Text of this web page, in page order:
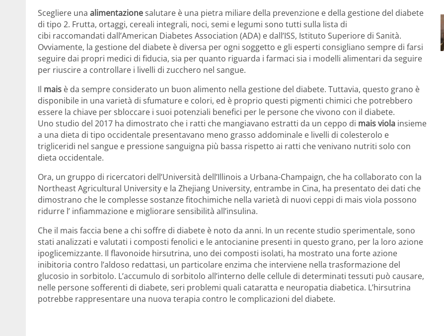
Scegliere una alimentazionesalutare è una pietra miliare della prevenzione e della gestione del diabete
di tipo 2. Frutta, ortaggi, cereali integrali, noci, semi e legumi sono tutti sulla lista di
cibi raccomandati dall’American Diabetes Association (ADA) e dall’ISS, Istituto Superiore di Sanità.
Ovviamente, la gestione del diabete è diversa per ogni soggetto e gli esperti consigliano sempre di farsi
seguire dai propri medici di fiducia, sia per quanto riguarda i farmaci sia i modelli alimentari da seguire
per riuscire a controllare i livelli di zucchero nel sangue.
Il mais è da sempre considerato un buon alimento nella gestione del diabete. Tuttavia, questo grano è
disponibile in una varietà di sfumature e colori, ed è proprio questi pigmenti chimici che potrebbero
essere la chiave per sbloccare i suoi potenziali benefici per le persone che vivono con il diabete.
Uno studio del 2017 ha dimostrato che i ratti che mangiavano estratti da un ceppo di mais viola insieme
a una dieta di tipo occidentale presentavano meno grasso addominale e livelli di colesterolo e
trigliceridi nel sangue e pressione sanguigna più bassa rispetto ai ratti che venivano nutriti solo con
dieta occidentale.
Ora, un gruppo di ricercatori dell’Università dell’Illinois a Urbana-Champaign, che ha collaborato con la
Northeast Agricultural University e la Zhejiang University, entrambe in Cina, ha presentato dei dati che
dimostrano che le complesse sostanze fitochimiche nella varietà di nuovi ceppi di mais viola possono
ridurre l’ infiammazione e migliorare sensibilità all’insulina.
Che il mais faccia bene a chi soffre di diabete è noto da anni. In un recente studio sperimentale, sono
stati analizzati e valutati i composti fenolici e le antocianine presenti in questo grano, per la loro azione
ipoglicemizzante. Il flavonoide hirsutrina, uno dei composti isolati, ha mostrato una forte azione
inibitoria contro l’aldoso redattasi, un particolare enzima che interviene nella trasformazione del
glucosio in sorbitolo. L’accumulo di sorbitolo all’interno delle cellule di determinati tessuti può causare,
nelle persone sofferenti di diabete, seri problemi quali cataratta e neuropatia diabetica. L’hirsutrina
potrebbe rappresentare una nuova terapia contro le complicazioni del diabete.